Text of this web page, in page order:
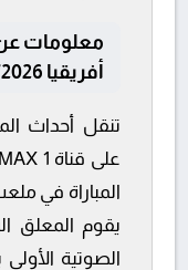
معلومات
أفريقيا 11/6/2026
تنقل أحداث
المباراة في
يقوم المعلق
الصوتية